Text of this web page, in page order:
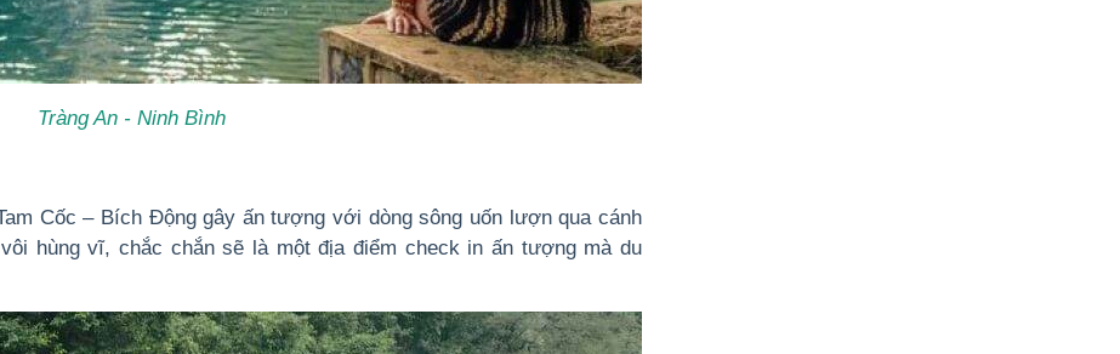
Tràng An - Ninh Bình
Cốc – Bích Động gây ấn tượng với dòng sông uốn lượn qua cánh
hùng vĩ, chắc chắn sẽ là một địa điểm check in ấn tượng mà du